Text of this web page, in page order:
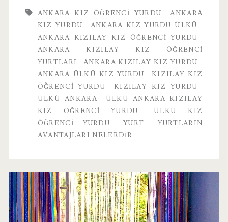
ANKARA KIZ ÖĞRENCI YURDU
ANKARA
KIZ YURDU
ANKARA KIZ YURDU ÜLKÜ
ANKARA KIZILAY KIZ ÖĞRENCI YURDU
ANKARA KIZILAY KIZ ÖĞRENCI
YURTLARI
ANKARA KIZILAY KIZ YURDU
ANKARA ÜLKÜ KIZ YURDU
KIZILAY KIZ
ÖĞRENCI YURDU
KIZILAY KIZ YURDU
ÜLKÜ ANKARA
ÜLKÜ ANKARA KIZILAY
KIZ ÖĞRENCI YURDU
ÜLKÜ KIZ
ÖĞRENCI YURDU
YURT
YURTLARIN
AVANTAJLARI NELERDIR